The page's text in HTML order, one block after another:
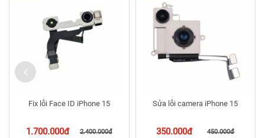
Fix lỗi Face ID iPhone 15
1.700.000đ 2.400.000đ
Sửa lỗi camera iPhone 15
350.000đ 450.000đ